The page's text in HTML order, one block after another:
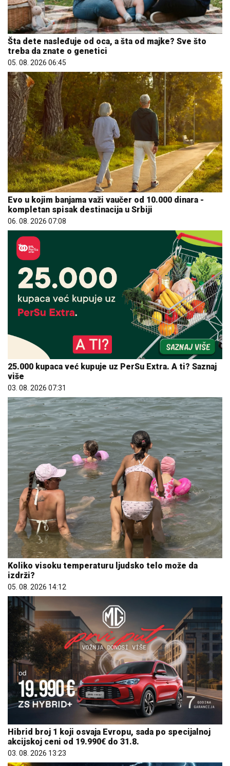
Šta dete nasleđuje od oca, a šta od majke? Sve što
treba da znate o genetici
05. 08. 2026 06:45
Evo u kojim banjama važi vaučer od 10.000 dinara -
kompletan spisak destinacija u Srbiji
06. 08. 2026 07:08
25.000 kupaca već kupuje uz PerSu Extra. A ti? Saznaj
više
03. 08. 2026 07:31
Koliko visoku temperaturu ljudsko telo može da
izdrži?
05. 08. 2026 14:12
Hibrid broj 1 koji osvaja Evropu, sada po specijalnoj
akcijskoj ceni od 19.990€ do 31.8.
03. 08. 2026 13:23